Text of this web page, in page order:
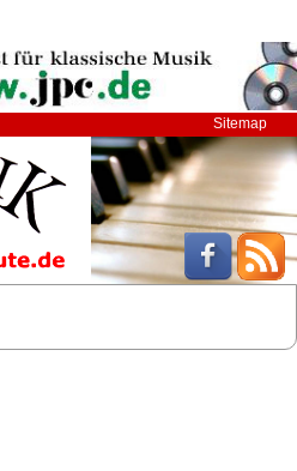
Sitemap